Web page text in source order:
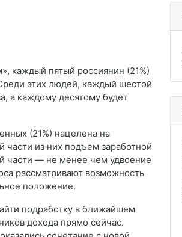
каждый пятый россиянин (21%)
этих людей, каждый шестой
а каждому десятому будет
(21%) нацелена на
части из них подъем заработной
части — не менее чем удвоение
рассматривают возможность
положение.
подработку в ближайшем
дохода прямо сейчас.